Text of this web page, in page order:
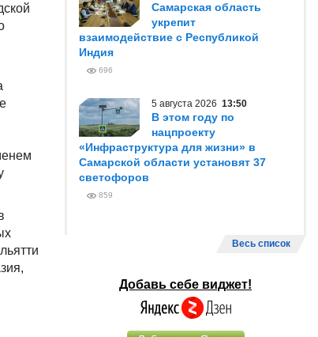
Самарская область
укрепит
взаимодействие с Республикой
Индия
696
5 августа 2026 13:50
В этом году по
нацпроекту
«Инфраструктура для жизни» в
Самарской области установят 37
светофоров
859
Весь список
Добавь себе виджет!